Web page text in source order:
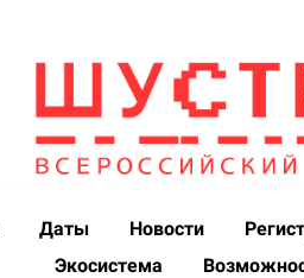
Даты Новости
Экосистема